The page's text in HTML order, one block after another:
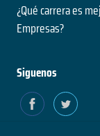
¿Qué carrera es
Empresas?
Siguenos